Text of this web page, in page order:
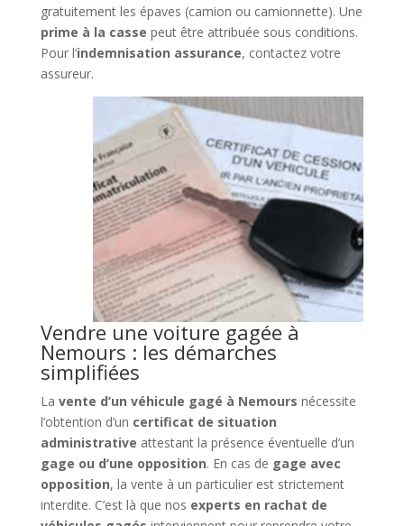
gratuitement les épaves (camion ou camionnette). Une
prime à la casse peut être attribuée sous conditions.
Pour l’indemnisation assurance, contactez votre
assureur.
Vendre une voiture gagée à
Nemours : les démarches
simplifiées
La vente d’un véhicule gagé à Nemours nécessite
l’obtention d’un certificat de situation
administrative attestant la présence éventuelle d’un
gage ou d’une opposition. En cas de gage avec
opposition, la vente à un particulier est strictement
interdite. C’est là que nos experts en rachat de